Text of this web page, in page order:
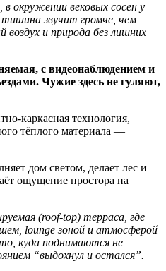
окружении векoвых соcен у
тишина звучит громче, чем
воздух и природа без лишних
с видеонаблюдением и
Чужие здесь не гуляют,
технология,
тёплого материала —
дом светом, делает лес и
ощущение простора на
(roof-top) терраса, где
lounge зоной и атмосферой
куда поднимаются не
“выдохнул и остался”.